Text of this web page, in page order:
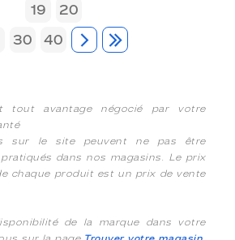
19
20
30 40
tout avantage négocié par votre
sur le site peuvent ne pas être
dans nos magasins. Le prix
chaque produit est un prix de vente
de la marque dans votre